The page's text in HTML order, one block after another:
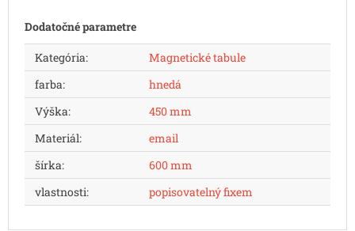
Dodatočné parametre
Kategória:
Magnetické tabule
farba:
hnedá
Výška:
450 mm
Materiál:
email
šírka:
600 mm
vlastnosti: popisovatelný fixem